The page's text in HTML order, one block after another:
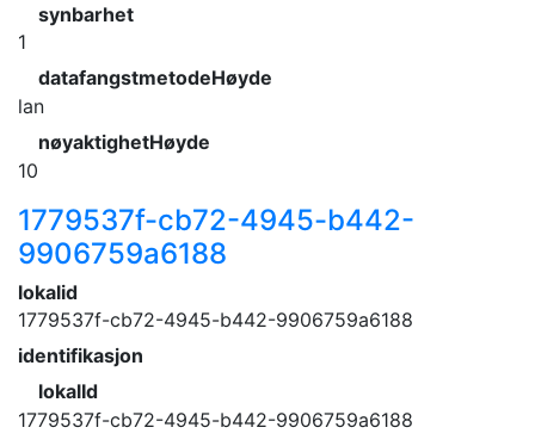
synbarhet
1
datafangstmetodeHøyde
lan
nøyaktighetHøyde
10
1779537f-cb72-4945-b442-
9906759a6188
lokalid
1779537f-cb72-4945-b442-9906759a6188
identifikasjon
lokalId
1779537f-cb72-4945-b442-9906759a6188